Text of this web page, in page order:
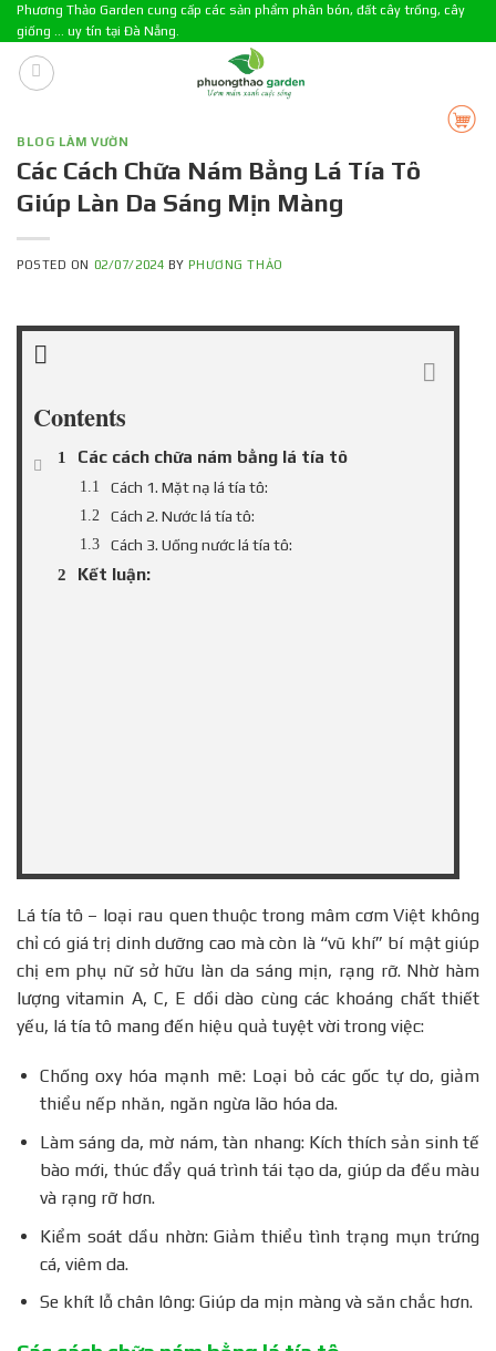
Skip
to
content
Phương Thảo Garden cung cấp các sản phẩm phân bón, đất cây trồng, cây
giống ... uy tín tại Đà Nẵng.
BLOG LÀM VƯỜN
Các Cách Chữa Nám Bằng Lá Tía Tô
Giúp Làn Da Sáng Mịn Màng
POSTED ON 02/07/2024 BYPHƯƠNG THẢO
Contents
Các cách chữa nám bằng lá tía tô
Cách 1. Mặt nạ lá tía tô:
Cách 2. Nước lá tía tô:
Cách 3. Uống nước lá tía tô:
Kết luận:
Lá tía tô – loại rau quen thuộc trong mâm cơm Việt không
chỉ có giá trị dinh dưỡng cao mà còn là “vũ khí” bí mật giúp
chị em phụ nữ sở hữu làn da sáng mịn, rạng rỡ. Nhờ hàm
lượng vitamin A, C, E dồi dào cùng các khoáng chất thiết
yếu, lá tía tô mang đến hiệu quả tuyệt vời trong việc:
Chống oxy hóa mạnh mẽ: Loại bỏ các gốc tự do, giảm
thiểu nếp nhăn, ngăn ngừa lão hóa da.
Làm sáng da, mờ nám, tàn nhang: Kích thích sản sinh tế
bào mới, thúc đẩy quá trình tái tạo da, giúp da đều màu
và rạng rỡ hơn.
Kiểm soát dầu nhờn: Giảm thiểu tình trạng mụn trứng
cá, viêm da.
Se khít lỗ chân lông: Giúp da mịn màng và săn chắc hơn.